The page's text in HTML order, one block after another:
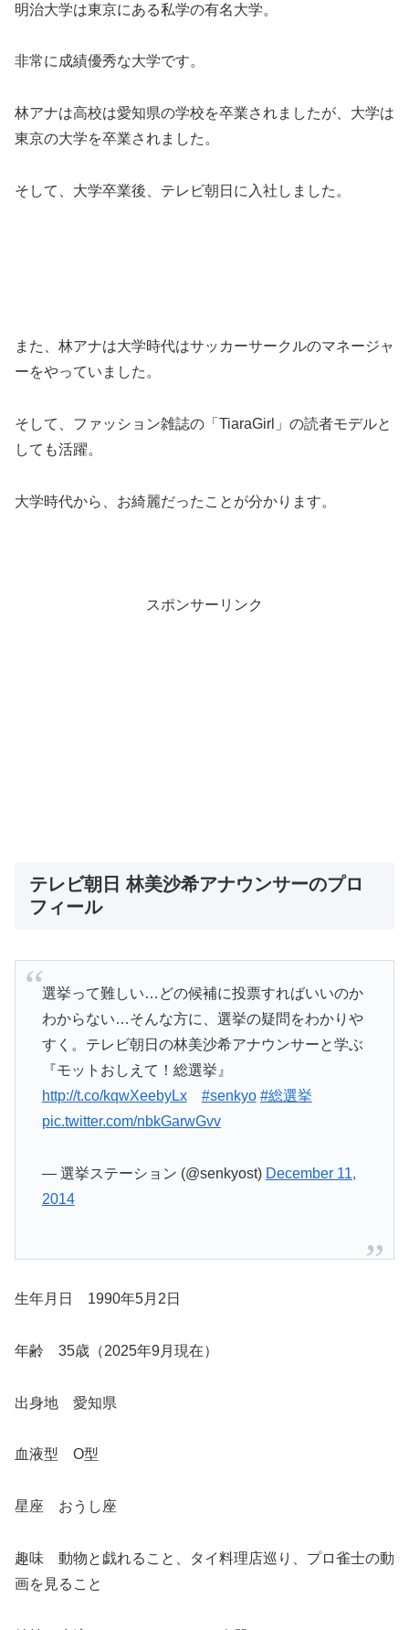
明治大学は東京にある私学の有名大学。
非常に成績優秀な大学です。
林アナは高校は愛知県の学校を卒業されましたが、大学は
東京の大学を卒業されました。
そして、大学卒業後、テレビ朝日に入社しました。
また、林アナは大学時代はサッカーサークルのマネージャ
ーをやっていました。
そして、ファッション雑誌の「TiaraGirl」の読者モデルと
しても活躍。
大学時代から、お綺麗だったことが分かります。
スポンサーリンク
テレビ朝日 林美沙希アナウンサーのプロ
フィール
選挙って難しい…どの候補に投票すればいいのか
わからない…そんな方に、選挙の疑問をわかりや
すく。テレビ朝日の林美沙希アナウンサーと学ぶ
『モットおしえて！総選挙』
http://t.co/kqwXeebyLx
#senkyo #総選挙
pic.twitter.com/nbkGarwGvv
— 選挙ステーション (@senkyost) December 11,
2014
生年月日 1990年5月2日
年齢 35歳（2025年9月現在）
出身地 愛知県
血液型 O型
星座 おうし座
趣味 動物と戯れること、タイ料理店巡り、プロ雀士の動
画を見ること